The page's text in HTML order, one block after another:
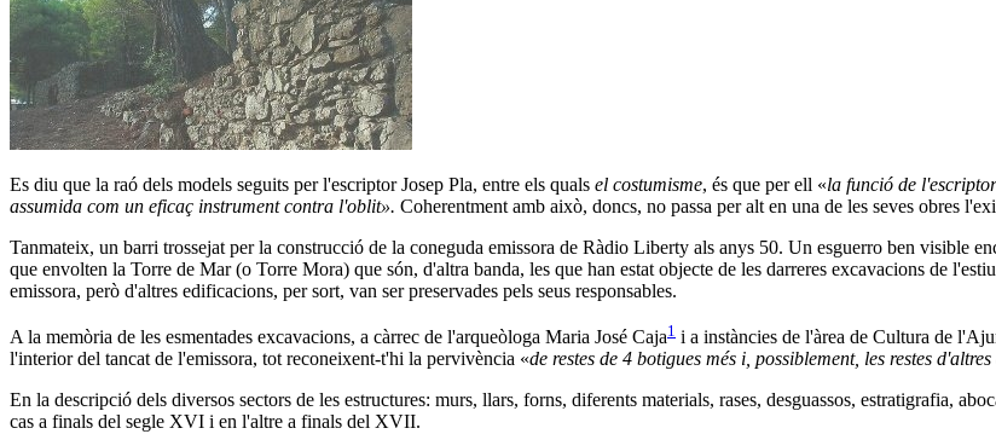
Es diu que la raó dels models seguits per l'escriptor Josep Pla, entre els quals el costumisme, és que per ell «la funció de
assumida com un eficaç instrument contra l'oblit». Coherentment amb això, doncs, no passa per alt en una de les seves obres
Tanmateix, un barri trossejat per la construcció de la coneguda emissora de Ràdio Liberty als anys 50. Un esguerro ben visible
que envolten la Torre de Mar (o Torre Mora) que són, d'altra banda, les que han estat objecte de les darreres excavacions de
emissora, però d'altres edificacions, per sort, van ser preservades pels seus responsables.
A la memòria de les esmentades excavacions, a càrrec de l'arqueòloga Maria José Caja1 i a instàncies de l'àrea de Cultura de
l'interior del tancat de l'emissora, tot reconeixent-t'hi la pervivència «de restes de 4 botigues més i, possiblement, les restes
En la descripció dels diversos sectors de les estructures: murs, llars, forns, diferents materials, rases, desguassos, estratigrafia,
cas a finals del segle XVI i en l'altre a finals del XVII.